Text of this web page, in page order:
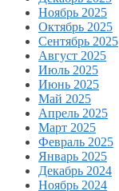
Ноябрь 2025
Октябрь 2025
Сентябрь 2025
Август 2025
Июль 2025
Июнь 2025
Май 2025
Апрель 2025
Март 2025
Февраль 2025
Январь 2025
Декабрь 2024
Ноябрь 2024